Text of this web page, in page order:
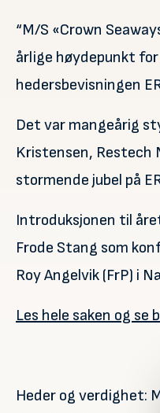
“M/S «Crown
årlige høydepunkt
hedersbevisningen
Det var mangeårig
Kristensen, Restech
stormende jubel på
Introduksjonen til
Frode Stang som
Roy Angelvik (FrP) i
Les hele saken og
Heder og verdighet: